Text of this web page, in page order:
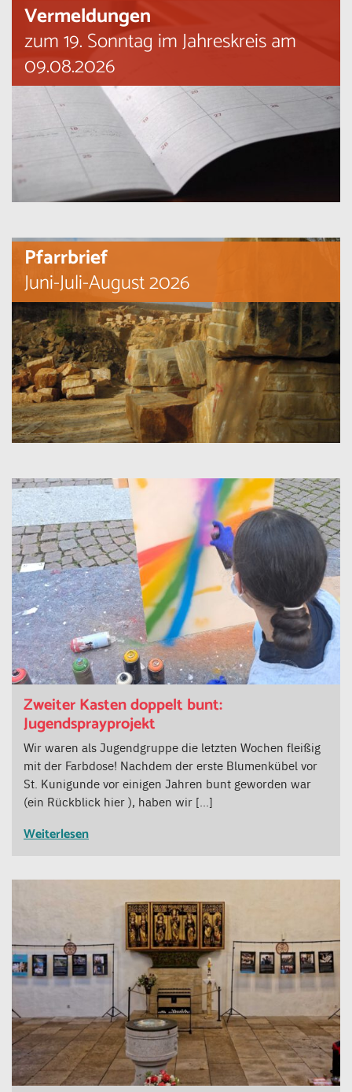
Vermeldungen
zum 19. Sonntag im Jahreskreis am
09.08.2026
Pfarrbrief
Juni-Juli-August 2026
Zweiter Kasten doppelt bunt:
Jugendsprayprojekt
Wir waren als Jugendgruppe die letzten Wochen fleißig
mit der Farbdose! Nachdem der erste Blumenkübel vor
St. Kunigunde vor einigen Jahren bunt geworden war
(ein Rückblick hier ), haben wir […]
Weiterlesen